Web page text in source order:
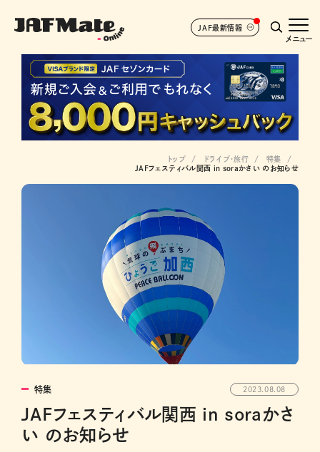
JAF最新情報
メニュー
トップ ドライブ･旅行
特集
JAFフェスティバル関西 in soraかさい のお知らせ
特集 2023.08.08
JAFフェスティバル関西 in soraかさ
い のお知らせ